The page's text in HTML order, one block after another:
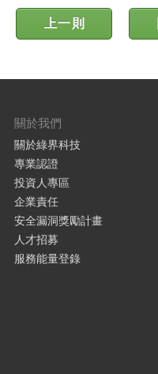
上一則
關於我們
關於綠界科技
專業認證
投資人專區
企業責任
安全漏洞獎勵計畫
人才招募
服務能量登錄